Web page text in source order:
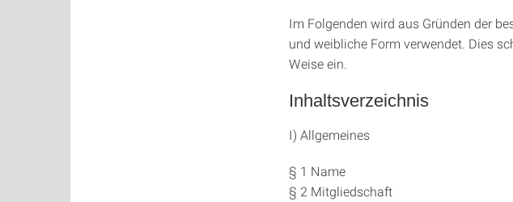
Im Folgenden wird aus Gründen der
und weibliche Form verwendet. Dies
Weise ein.
Inhaltsverzeichnis
I) Allgemeines
§ 1 Name
§ 2 Mitgliedschaft